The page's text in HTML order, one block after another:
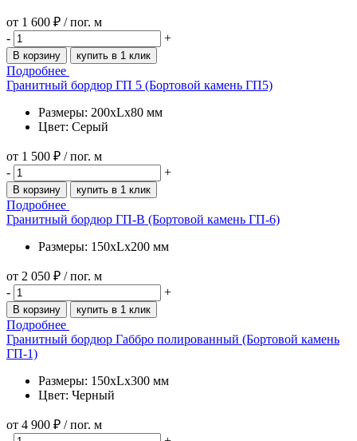
от 1 600 ₽ / пог. м
-
+
В корзину купить в 1 клик
Подробнее
Гранитный бордюр ГП 5 (Бортовой камень ГП5)
Размеры: 200xLx80 мм
Цвет: Серый
от 1 500 ₽ / пог. м
-
+
В корзину купить в 1 клик
Подробнее
Гранитный бордюр ГП-В (Бортовой камень ГП-6)
Размеры: 150xLx200 мм
от 2 050 ₽ / пог. м
-
+
В корзину купить в 1 клик
Подробнее
Гранитный бордюр Габбро полированный (Бортовой камень
ГП-1)
Размеры: 150xLx300 мм
Цвет: Черный
от 4 900 ₽ / пог. м